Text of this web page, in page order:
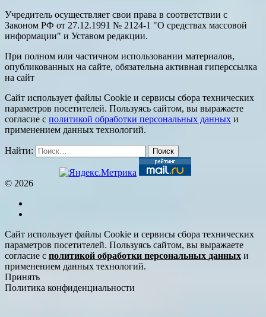
Учредитель осуществляет свои права в соответствии с
Законом РФ от 27.12.1991 № 2124-1 "О средствах массовой
информации" и Уставом редакции.
При полном или частичном использовании материалов,
опубликованных на сайте, обязательна активная гиперссылка
на сайт
Сайт использует файлы Cookie и сервисы сбора технических
параметров посетителей. Пользуясь сайтом, вы выражаете
согласие с политикой обработки персональных данных и
применением данных технологий.
Найти:
© 2026
Сайт использует файлы Cookie и сервисы сбора технических
параметров посетителей. Пользуясь сайтом, вы выражаете
согласие с политикой обработки персональных данных и
применением данных технологий.
Принять
Политика конфиденциальности